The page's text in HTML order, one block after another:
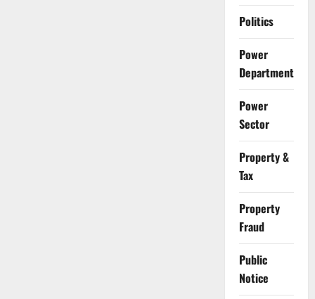
Politics
Power
Department
Power
Sector
Property &
Tax
Property
Fraud
Public
Notice